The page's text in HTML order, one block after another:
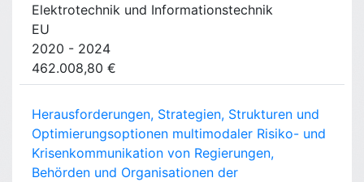
Elektrotechnik und Informationstechnik
EU
2020 - 2024
462.008,80 €
Herausforderungen, Strategien, Strukturen und
Optimierungsoptionen multimodaler Risiko- und
Krisenkommunikation von Regierungen,
Behörden und Organisationen der